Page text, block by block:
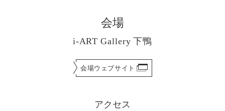
会場
i-ART Gallery 下鴨
会場ウェブサイト
アクセス